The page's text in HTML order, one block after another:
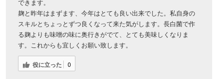
できます。
麹と昨年はまずます、今年はとても良い出来でした。私自身の
スキルとちょっとずつ良くなって来た気がします。長白菌で作
る麹よりも味噌󠄀の味に奥行きがでて、とても美味しくなりま
す。これからも宜しくお願い致します。
役に立った 0